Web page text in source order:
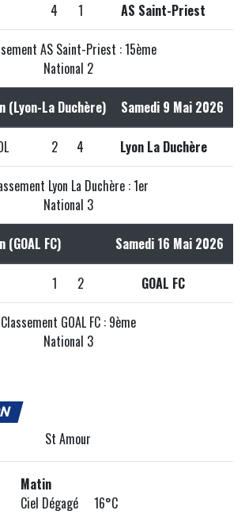
4 1 AS Saint-Priest
AS Saint-Priest : 15ème
National 2
(Lyon-La Duchère) Samedi 9 Mai 2026
2 4 Lyon La Duchère
Lyon La Duchère : 1er
National 3
FC) Samedi 16 Mai 2026
1 2 GOAL FC
Classement GOAL FC : 9ème
National 3
St Amour
Matin
Ciel Dégagé 16°C